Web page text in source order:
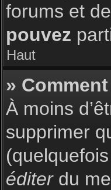
forums et
pouvez
Haut
»
À moins
supprimer
éditerdu